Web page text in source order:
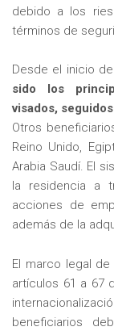
debido a los
términos de
Desde el inicio
sido los
visados,
Otros
Reino Unido,
Arabia Saudí. El
la residencia a
acciones de
además de la
El marco legal
artículos 61 a 67
beneficiarios